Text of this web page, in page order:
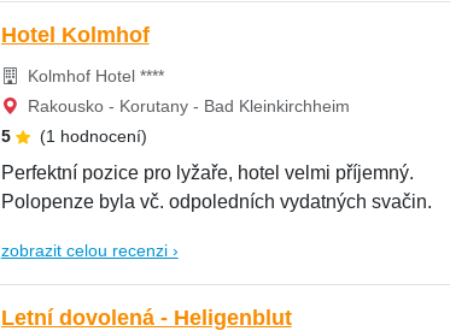
Hotel Kolmhof
Kolmhof Hotel ****
Rakousko - Korutany - Bad Kleinkirchheim
5
(1 hodnocení)
Perfektní pozice pro lyžaře, hotel velmi příjemný.
Polopenze byla vč. odpoledních vydatných svačin.
zobrazit celou recenzi ›
Letní dovolená - Heligenblut